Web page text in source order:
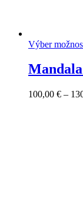
Výber
100,00 € –